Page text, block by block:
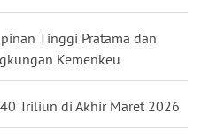
Tinggi Pratama dan
Kemenkeu
Triliun di Akhir Maret 2026